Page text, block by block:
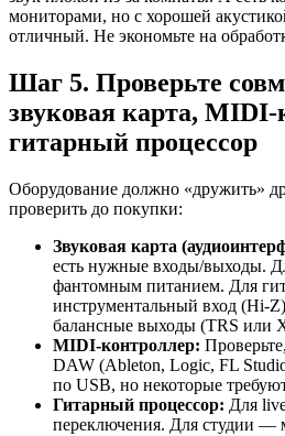
мониторами, но с хорошей
отличный. Не экономьте на
Шаг 5. Проверьте
звуковая карта, MIDI-
гитарный процессор
Оборудование должно «дружить»
проверить до покупки:
Звуковая карта
есть нужные входы/выходы.
фантомным питанием. Для
инструментальный вход (Hi-
балансные выходы (TRS или
MIDI-контроллер:
DAW (Ableton, Logic, FL
по USB, но некоторые
Гитарный процессор: Для
переключения. Для студии —